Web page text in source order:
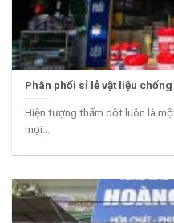
Phân phối sỉ lẻ vật liệu
Hiện tượng thấm dột luôn là
mọi...